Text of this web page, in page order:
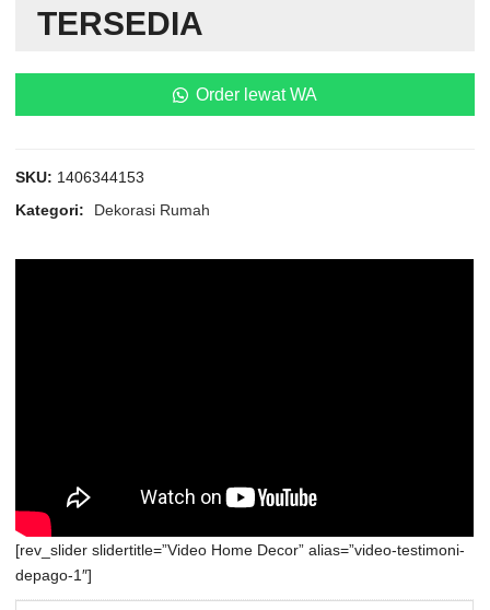
TERSEDIA
Order lewat WA
SKU: 1406344153
Kategori:
Dekorasi Rumah
[rev_slider slidertitle=”Video Home Decor” alias=”video-testimoni-
depago-1″]